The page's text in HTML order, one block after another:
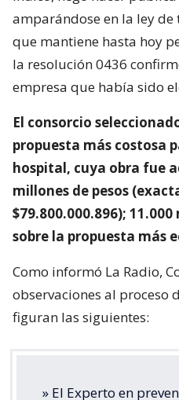
amparándose en la ley
que mantiene hasta hoy
la resolución 0436
empresa que había sido
El consorcio
propuesta más costosa
hospital, cuya obra fue
millones de pesos
$79.800.000.896);
sobre la propuesta más
Como informó La Radio,
observaciones al proceso
figuran las siguientes:
» El Experto en